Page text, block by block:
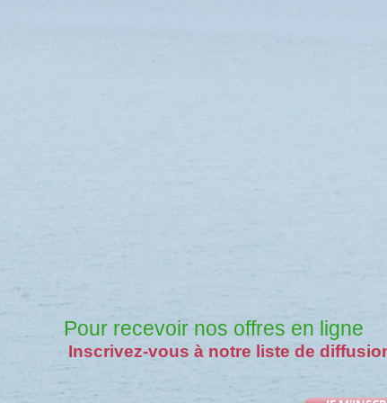
Pour recevoir nos offres en ligne
Inscrivez-vous à notre liste de